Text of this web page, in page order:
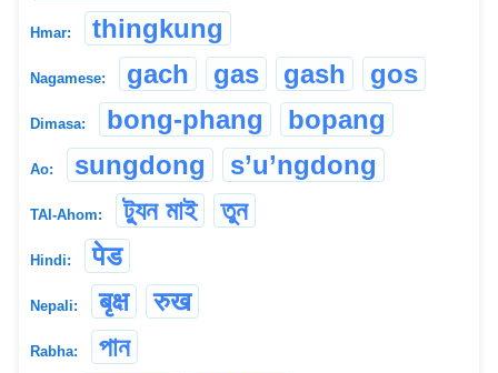
Hmar: thingkung
Nagamese: gach gas gash gos
Dimasa: bong-phang bopang
Ao: sungdong s’u’ngdong
TAI-Ahom: ট্যুন মাই তুন
Hindi: पेड
Nepali: बृक्ष रुख
Rabha: পান